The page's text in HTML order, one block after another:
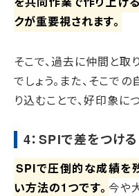
クが重要視されます。
そこで、過去に仲間と
でしょう。また、そこで
り込むことで、好印象に
4：SPIで差をつける
SPIで圧倒的な成績を
い方法の1つです。 今や